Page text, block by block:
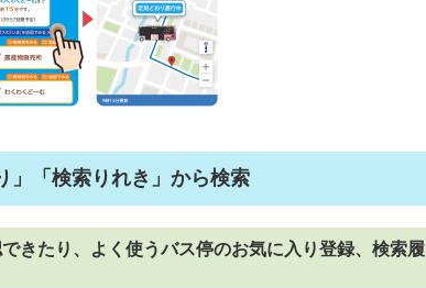
」「検索りれき」から検索
きたり、よく使うバス停のお気に入り登録、検索履